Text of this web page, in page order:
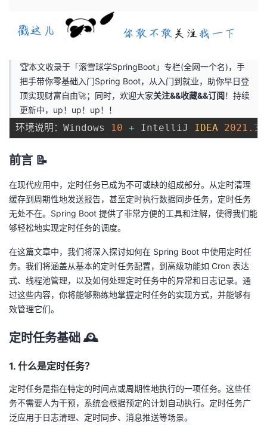
页
开
发
者
我
的
博
客
我
的
论
我
的
子
我
直
播
的
活
我
的
我
的
开
发
者
我
Programs
的
支
🏆本文收录于「滚雪球学SpringBoot」专栏(全网一个名)，手
把手带你零基础入门Spring Boot，从入门到就业，助你早日登
顶实现财富自由🚀；同时，欢迎大家关注&&收藏&&订阅！持续
更新中，up！up！up！！
环境说明：Windows 10 + IntelliJ IDEA 2021.3
前言 📝
在现代应用中，定时任务已成为不可或缺的组成部分。从定时清理
缓存到周期性地发送报告，甚至定时执行数据同步任务，定时任务
无处不在。Spring Boot 提供了非常方便的工具和注解，使得我们能
够轻松地实现定时任务的调度。
在这篇文章中，我们将深入探讨如何在 Spring Boot 中使用定时任
务。我们将涵盖从基本的定时任务配置，到高级功能如 Cron 表达
式、线程池管理，以及如何处理定时任务中的异常和日志记录。通
过这些内容，你将能够熟练地掌握定时任务的实现方式，并能够有
效管理它们。
定时任务基础 🕰️
1. 什么是定时任务？
定时任务是指在特定的时间点或周期性地执行的一项任务。这些任
务不需要人为干预，系统会根据预定的计划自动执行。定时任务广
泛应用于日志清理、定时同步、消息推送等场景。